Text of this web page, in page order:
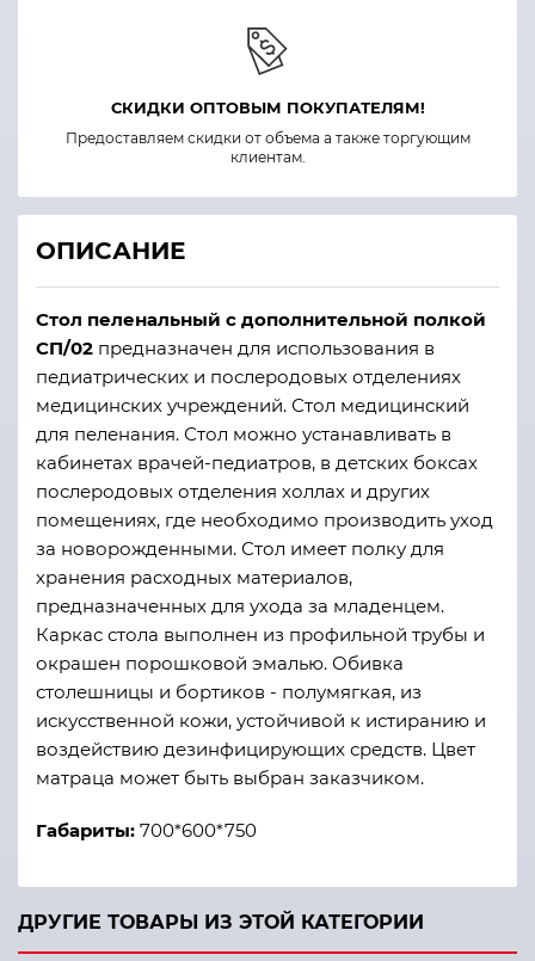
СКИДКИ ОПТОВЫМ ПОКУПАТЕЛЯМ!
Предоставляем скидки от объема а также торгующим
клиентам.
ОПИСАНИЕ
Стол пеленальный с дополнительной полкой
СП/02 предназначен для использования в
педиатрических и послеродовых отделениях
медицинских учреждений. Стол медицинский
для пеленания. Стол можно устанавливать в
кабинетах врачей-педиатров, в детских боксах
послеродовых отделения холлах и других
помещениях, где необходимо производить уход
за новорожденными. Стол имеет полку для
хранения расходных материалов,
предназначенных для ухода за младенцем.
Каркас стола выполнен из профильной трубы и
окрашен порошковой эмалью. Обивка
столешницы и бортиков - полумягкая, из
искусственной кожи, устойчивой к истиранию и
воздействию дезинфицирующих средств. Цвет
матраца может быть выбран заказчиком.
Габариты: 700*600*750
ДРУГИЕ ТОВАРЫ ИЗ ЭТОЙ КАТЕГОРИИ